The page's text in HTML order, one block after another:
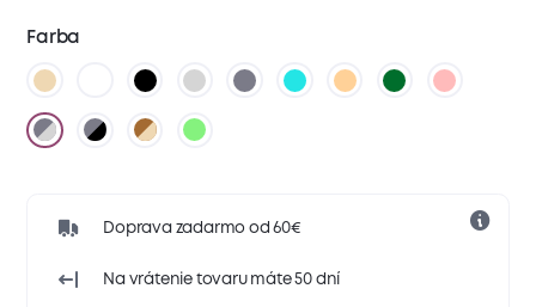
Farba
Doprava zadarmo od 60€
Na vrátenie tovaru máte 50 dní